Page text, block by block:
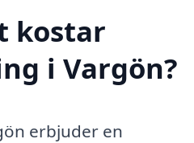
kostar
i Vargön?
erbjuder en